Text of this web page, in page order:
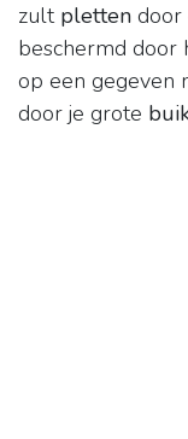
zult pletten door
beschermd door
op een gegeven
door je grote